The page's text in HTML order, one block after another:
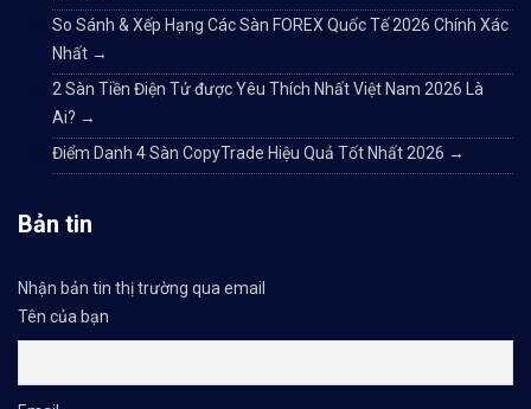
So Sánh & Xếp Hạng Các Sàn FOREX Quốc Tế 2026 Chính Xác
Nhất →
2 Sàn Tiền Điện Tử được Yêu Thích Nhất Việt Nam 2026 Là
Ai? →
Điểm Danh 4 Sàn CopyTrade Hiệu Quả Tốt Nhất 2026 →
Bản tin
Nhận bản tin thị trường qua email
Tên của bạn